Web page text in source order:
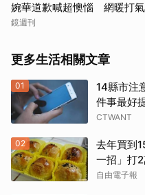
婉華道歉喊超懊惱 網暖打氣
得更親切
鏡週刊
更多生活相關文章
01
14縣市注
件事最好
CTWANT
02
去年買到
一招」打
自由電子報